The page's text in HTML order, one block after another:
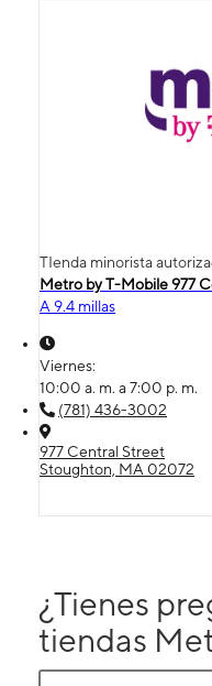
TIenda minorista
Metro by T-Mobile 977
A 9.4 millas
Viernes:
10:00 a. m. a 7:00 p. m.
(781) 436-3002
977 Central Street
Stoughton, MA 02072
¿Tienes
tiendas